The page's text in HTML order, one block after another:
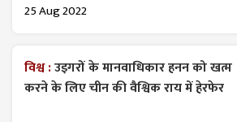
25 Aug 2022
विश्व :उइगरों के मानवाधिकार हनन को खत्म
करने के लिए चीन की वैश्विक राय में हेरफेर